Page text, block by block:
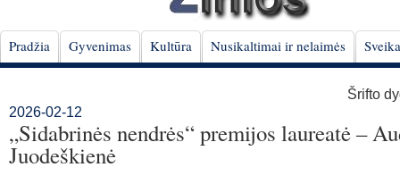
Pradžia Gyvenimas Kultūra Nusikaltimai ir nelaimės
Šrifto
2026-02-12
„Sidabrinės nendrės“ premijos laureatė –
Juodeškienė